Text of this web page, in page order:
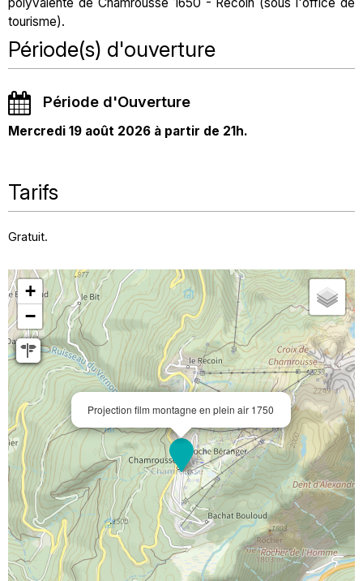
tourisme).
Période(s) d'ouverture
Période d'Ouverture
Mercredi 19 août 2026 à partir de 21h.
Tarifs
Gratuit.
Projection film montagne en plein air 1750
+
−